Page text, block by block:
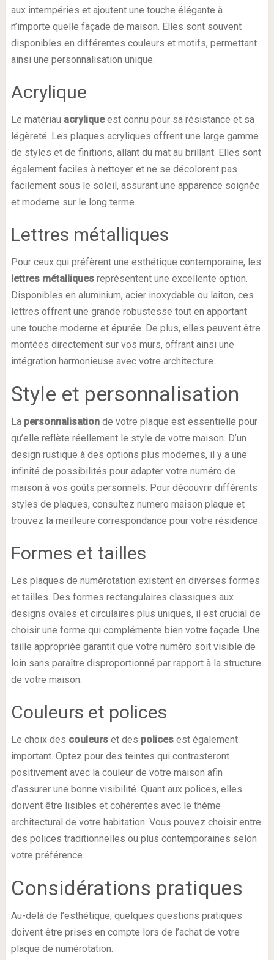
aux intempéries et ajoutent une touche élégante à
n’importe quelle façade de maison. Elles sont souvent
disponibles en différentes couleurs et motifs, permettant
ainsi une personnalisation unique.
Acrylique
Le matériau acryliqueest connu pour sa résistance et sa
légèreté. Les plaques acryliques offrent une large gamme
de styles et de finitions, allant du mat au brillant. Elles sont
également faciles à nettoyer et ne se décolorent pas
facilement sous le soleil, assurant une apparence soignée
et moderne sur le long terme.
Lettres métalliques
Pour ceux qui préfèrent une esthétique contemporaine, les
lettres métalliquesreprésentent une excellente option.
Disponibles en aluminium, acier inoxydable ou laiton, ces
lettres offrent une grande robustesse tout en apportant
une touche moderne et épurée. De plus, elles peuvent être
montées directement sur vos murs, offrant ainsi une
intégration harmonieuse avec votre architecture.
Style et personnalisation
La personnalisationde votre plaque est essentielle pour
qu’elle reflète réellement le style de votre maison. D’un
design rustique à des options plus modernes, il y a une
infinité de possibilités pour adapter votre numéro de
maison à vos goûts personnels. Pour découvrir différents
styles de plaques, consultez numero maison plaque et
trouvez la meilleure correspondance pour votre résidence.
Formes et tailles
Les plaques de numérotation existent en diverses formes
et tailles. Des formes rectangulaires classiques aux
designs ovales et circulaires plus uniques, il est crucial de
choisir une forme qui complémente bien votre façade. Une
taille appropriée garantit que votre numéro soit visible de
loin sans paraître disproportionné par rapport à la structure
de votre maison.
Couleurs et polices
Le choix des couleurset des policesest également
important. Optez pour des teintes qui contrasteront
positivement avec la couleur de votre maison afin
d’assurer une bonne visibilité. Quant aux polices, elles
doivent être lisibles et cohérentes avec le thème
architectural de votre habitation. Vous pouvez choisir entre
des polices traditionnelles ou plus contemporaines selon
votre préférence.
Considérations pratiques
Au-delà de l’esthétique, quelques questions pratiques
doivent être prises en compte lors de l’achat de votre
plaque de numérotation.